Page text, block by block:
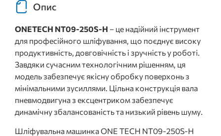
Опис
ONETECH NT09-250S-H – це надійний інструмент
для професійного шліфування, що поєднує високу
продуктивність, довговічність і зручність у роботі.
Завдяки сучасним технологічним рішенням, ця
модель забезпечує якісну обробку поверхонь з
мінімальними зусиллями. Цільна конструкція вала
пневмодвигуна з ексцентриком забезпечує
динамічну збалансованість та низький рівень шуму.
Шліфувальна машинка ONE TECH NT09-250S-H